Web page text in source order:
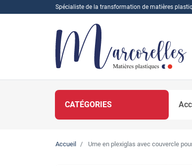
Spécialiste de la transformation de matières
CATÉGORIES
Accueil Urne en plexiglas avec couvercle